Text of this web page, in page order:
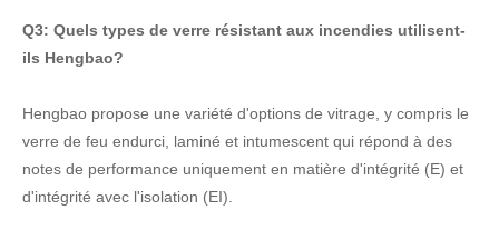
Q3: Quels types de verre résistant aux incendies utilisent-
ils Hengbao?
Hengbao propose une variété d'options de vitrage, y compris le
verre de feu endurci, laminé et intumescent qui répond à des
notes de performance uniquement en matière d'intégrité (E) et
d'intégrité avec l'isolation (EI).